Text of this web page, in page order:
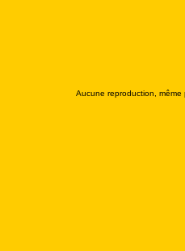
Aucune reproduction,